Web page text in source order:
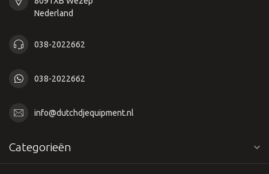
Nederland
038-2022662
038-2022662
info@dutchdjequipment.nl
Categorieën